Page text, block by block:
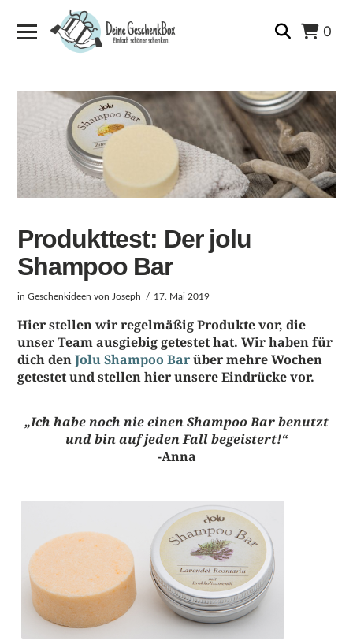
0
Produkttest: Der jolu
Shampoo Bar
inGeschenkideen von Joseph 17. Mai 2019
Hier stellen wir regelmäßig Produkte vor, die
unser Team ausgiebig getestet hat. Wir haben für
dich denJolu Shampoo Barüber mehre Wochen
getestet und stellen hier unsere Eindrücke vor.
„Ich habe noch nie einen Shampoo Bar benutzt
und bin auf jeden Fall begeistert!“
-Anna